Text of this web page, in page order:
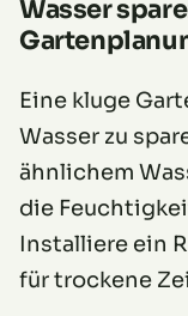
Wasser
Eine kluge
Wasser zu
ähnlichem
die
Installiere ein
für trockene